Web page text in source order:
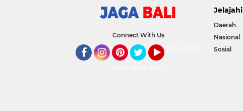
Connect With Us
detikTravel
Jelajahi
Daerah
Nasional
Sosial